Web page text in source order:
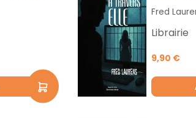
Fred
Librairie
9,90 €